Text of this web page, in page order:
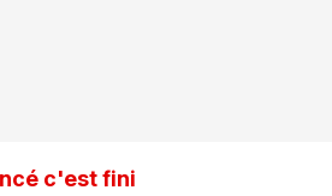
c'est fini